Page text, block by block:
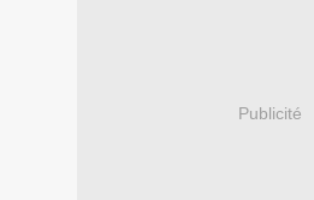
Publicité